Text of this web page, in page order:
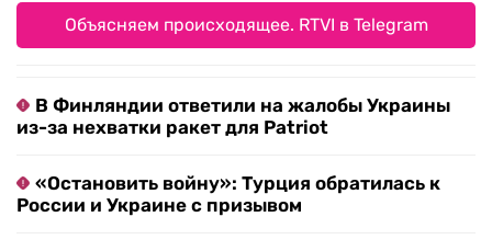
Объясняем происходящее. RTVI в Telegram
В Финляндии ответили на жалобы Украины
из-за нехватки ракет для Patriot
«Остановить войну»: Турция обратилась к
России и Украине с призывом